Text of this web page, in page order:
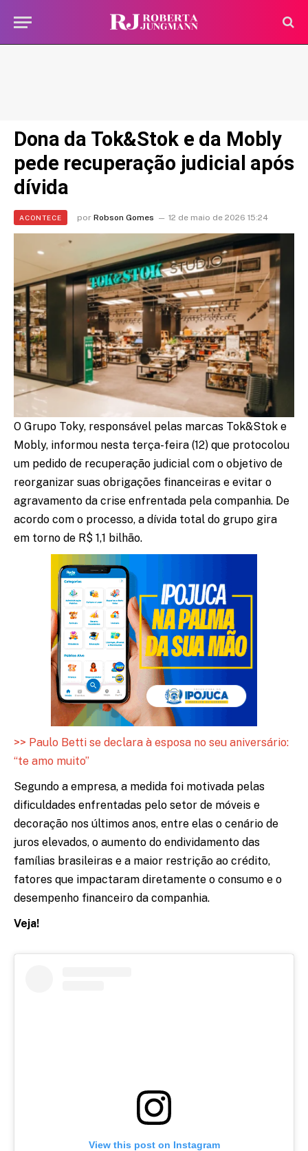
Dona da Tok&Stok e da Mobly
pede recuperação judicial após
dívida
ACONTECE por Robson Gomes 12 de maio de 2026 15:24
O Grupo Toky, responsável pelas marcas Tok&Stok e
Mobly, informou nesta terça-feira (12) que protocolou
um pedido de recuperação judicial com o objetivo de
reorganizar suas obrigações financeiras e evitar o
agravamento da crise enfrentada pela companhia. De
acordo com o processo, a dívida total do grupo gira
em torno de R$ 1,1 bilhão.
>> Paulo Betti se declara à esposa no seu aniversário:
“te amo muito”
Segundo a empresa, a medida foi motivada pelas
dificuldades enfrentadas pelo setor de móveis e
decoração nos últimos anos, entre elas o cenário de
juros elevados, o aumento do endividamento das
famílias brasileiras e a maior restrição ao crédito,
fatores que impactaram diretamente o consumo e o
desempenho financeiro da companhia.
Veja!
View this post on Instagram